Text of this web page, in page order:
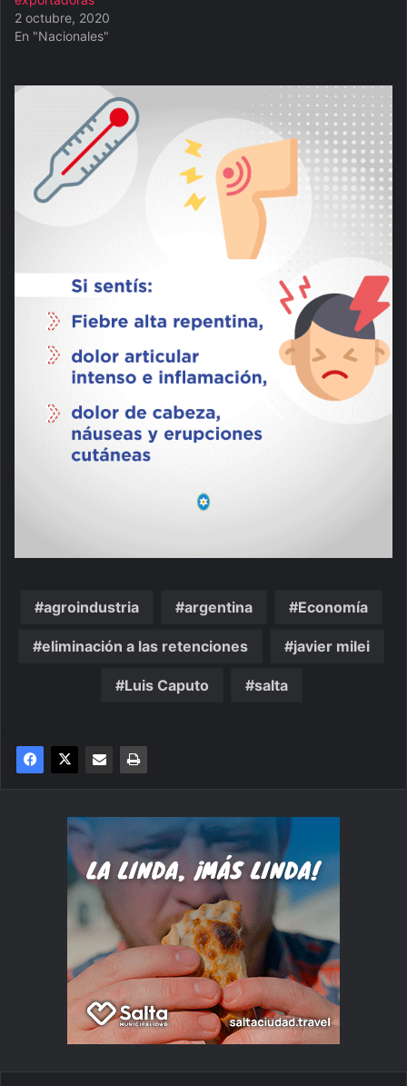
2 octubre, 2020
En "Nacionales"
agroindustria argentina Economía
eliminación a las retenciones javier milei
Luis Caputo salta